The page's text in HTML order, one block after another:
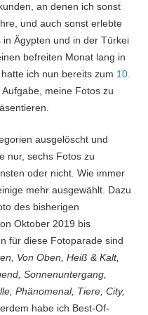
an denen ich sonst
und auch sonst erlebte
Ägypten und in der Türkei
befreiten Monat lang in
ich nun bereits zum 10.
meine Fotos zu
ausgelöscht und
nur, sechs Fotos zu
oder nicht. Wie immer
mehr ausgewählt. Dazu
des bisherigen
Oktober 2019 bis
für diese Fotoparade sind
Von Oben, Heiß & Kalt,
Sonnenuntergang,
Phänomenal, Tiere, City,
habe ich Best-Of-